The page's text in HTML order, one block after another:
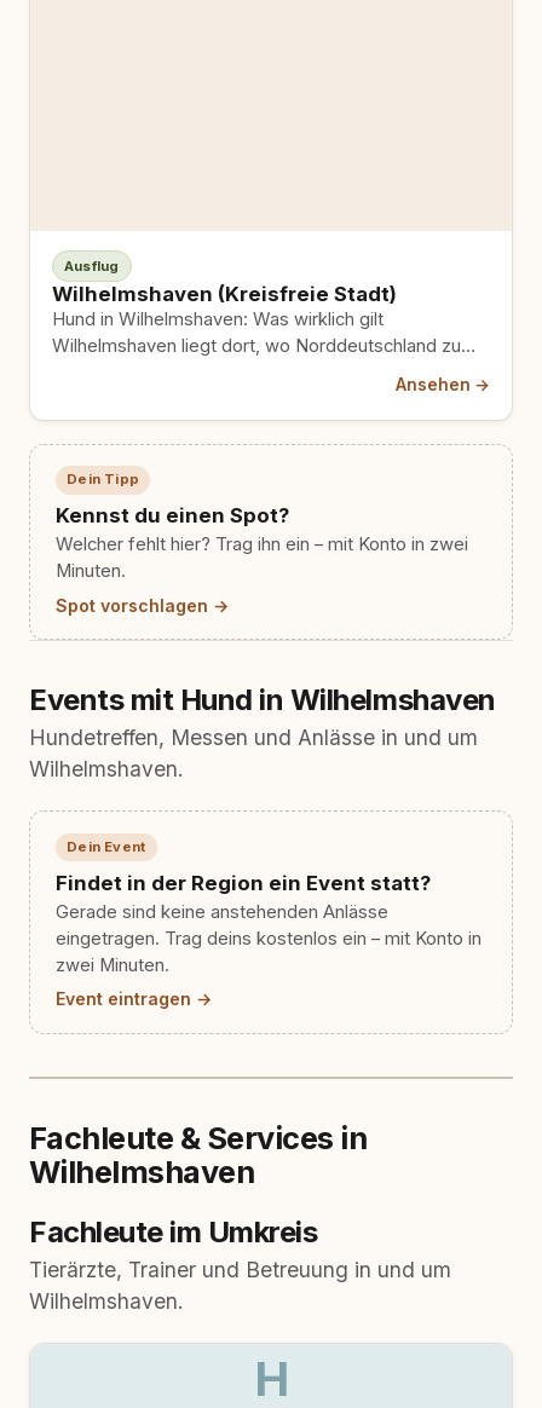
Ausflug
Wilhelmshaven (Kreisfreie Stadt)
Hund in Wilhelmshaven: Was wirklich gilt
Wilhelmshaven liegt dort, wo Norddeutschland zum
Ansehen →
Dein Tipp
Kennst du einen Spot?
Welcher fehlt hier? Trag ihn ein – mit Konto in zwei
Minuten.
Spot vorschlagen →
Events mit Hund in Wilhelmshaven
Hundetreffen, Messen und Anlässe in und um
Wilhelmshaven.
Dein Event
Findet in der Region ein Event statt?
Gerade sind keine anstehenden Anlässe
eingetragen. Trag deins kostenlos ein – mit Konto in
zwei Minuten.
Event eintragen →
Fachleute & Services in
Wilhelmshaven
Fachleute im Umkreis
Tierärzte, Trainer und Betreuung in und um
Wilhelmshaven.
H